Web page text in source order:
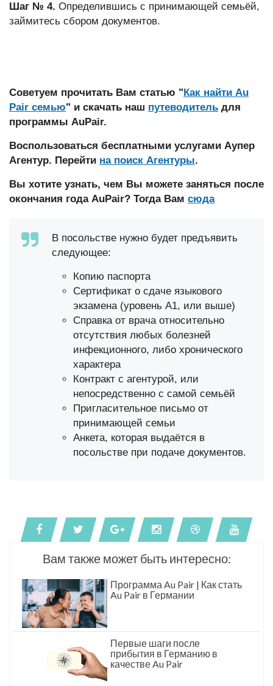
Шаг № 4. Определившись с принимающей семьёй,
займитесь сбором документов.
Советуем прочитать Вам статью "Как найти Au
Pair семью" и скачать наш путеводитель для
программы AuPair.
Воспользоваться бесплатными услугами Аупер
Агентур. Перейти на поиск Агентуры.
Вы хотите узнать, чем Вы можете заняться после
окончания года AuPair? Тогда Вам сюда
В посольстве нужно будет предъявить
следующее:
Копию паспорта
Сертификат о сдаче языкового
экзамена (уровень А1, или выше)
Справка от врача относительно
отсутствия любых болезней
инфекционного, либо хронического
характера
Контракт с агентурой, или
непосредственно с самой семьёй
Пригласительное письмо от
принимающей семьи
Анкета, которая выдаётся в
посольстве при подаче документов.
Вам также может быть интересно:
Программа Au Pair | Как стать
Au Pair в Германии
Первые шаги после
прибытия в Германию в
качестве Au Pair